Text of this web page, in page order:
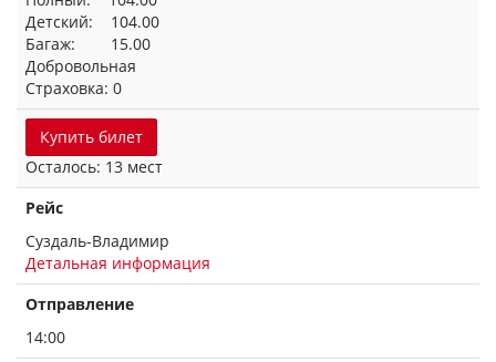
Детский: 104.00
Багаж: 15.00
Добровольная
Страховка: 0
Купить билет
Осталось: 13 мест
Рейс
Суздаль-Владимир
Детальная информация
Отправление
14:00